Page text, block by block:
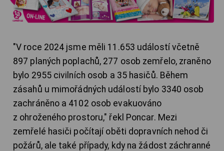
"V roce 2024 jsme měli 11.653 událostí včetně
897 planých poplachů, 277 osob zemřelo, zraněno
bylo 2955 civilních osob a 35 hasičů. Během
zásahů u mimořádných událostí bylo 3340 osob
zachráněno a 4102 osob evakuováno
z ohroženého prostoru," řekl Poncar. Mezi
zemřelé hasiči počítají oběti dopravních nehod či
požárů, ale také případy, kdy na žádost záchranné